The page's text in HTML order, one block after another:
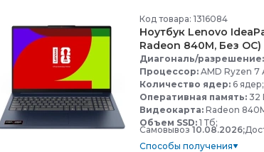
Код товара: 1316084
Ноутбук Lenovo
Radeon 840M, Без
Диагональ/разрешение:
Процессор: AMD Ryzen 7
Количество ядер: 6 ядер;
Оперативная память: 32
Видеокарта: Radeon
Объем SSD: 1 Тб;
Самовывоз 10.08.2026;
Способы получения